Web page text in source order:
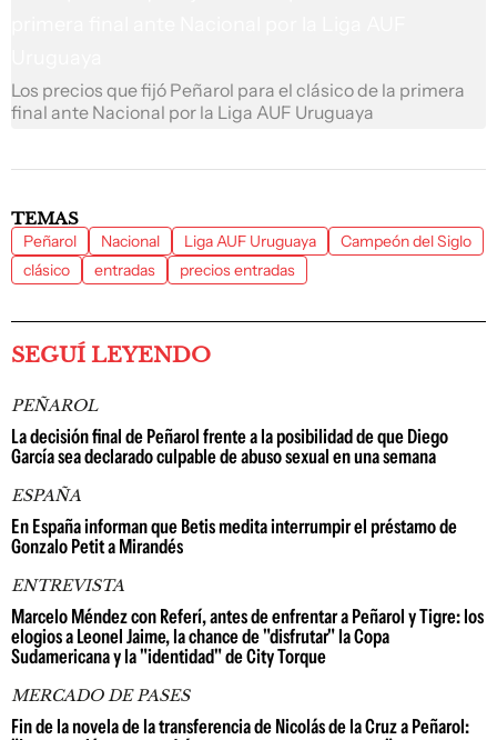
Los precios que fijó Peñarol para el clásico de la primera
final ante Nacional por la Liga AUF Uruguaya
TEMAS
Peñarol Nacional Liga AUF Uruguaya
Campeón del Siglo
clásico
entradas precios entradas
SEGUÍ LEYENDO
PEÑAROL
La decisión final de Peñarol frente a la posibilidad de que Diego
García sea declarado culpable de abuso sexual en una semana
ESPAÑA
En España informan que Betis medita interrumpir el préstamo de
Gonzalo Petit a Mirandés
ENTREVISTA
Marcelo Méndez con Referí, antes de enfrentar a Peñarol y Tigre: los
elogios a Leonel Jaime, la chance de "disfrutar" la Copa
Sudamericana y la "identidad" de City Torque
MERCADO DE PASES
Fin de la novela de la transferencia de Nicolás de la Cruz a Peñarol: